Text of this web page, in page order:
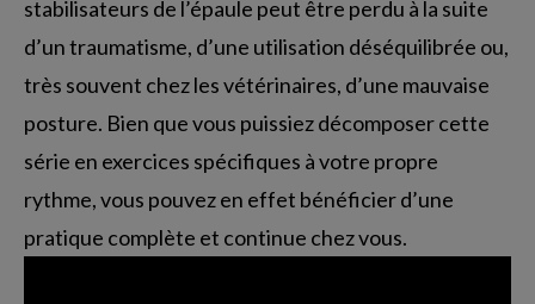
stabilisateurs de l’épaule peut être perdu à la suite
d’un traumatisme, d’une utilisation déséquilibrée ou,
très souvent chez les vétérinaires, d’une mauvaise
posture. Bien que vous puissiez décomposer cette
série en exercices spécifiques à votre propre
rythme, vous pouvez en effet bénéficier d’une
pratique complète et continue chez vous.